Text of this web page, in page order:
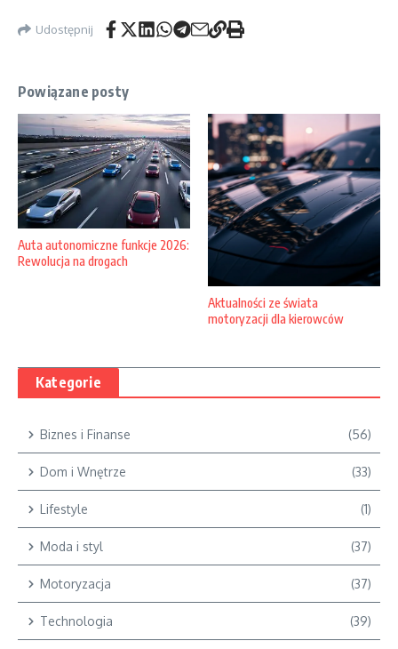
Udostępnij
Powiązane posty
Auta autonomiczne funkcje 2026:
Rewolucja na drogach
Aktualności ze świata
motoryzacji dla kierowców
Kategorie
Biznes i Finanse (56)
Dom i Wnętrze (33)
Lifestyle (1)
Moda i styl (37)
Motoryzacja (37)
Technologia (39)